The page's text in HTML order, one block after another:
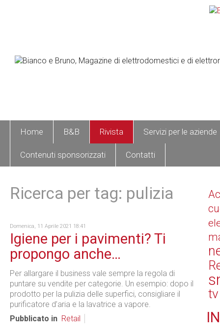
Home B&B Rivista Servizi per le aziende
Contenuti sponsorizzati Contatti
Ricerca per tag: pulizia
Domenica, 11 Aprile 2021 18:41
Igiene per i pavimenti? Ti
propongo anche…
Per allargare il business vale sempre la regola di
puntare su vendite per categorie. Un esempio: dopo il
prodotto per la pulizia delle superfici, consigliare il
purificatore d’aria e la lavatrice a vapore.
Pubblicato in Retail
tv
IN